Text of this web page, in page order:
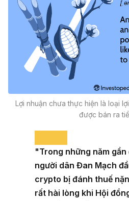
Lợi nhuận chưa thực hiện là loại
được bán ra
"Trong những năm gần
người dân Đan Mạch
crypto bị đánh thuế
rất hài lòng khi Hội